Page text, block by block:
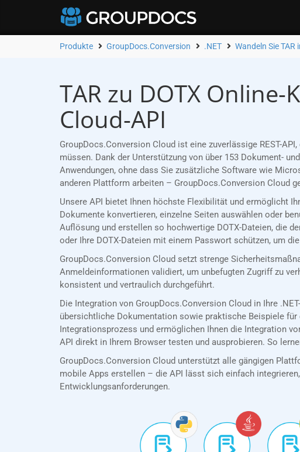
Produkte GroupDocs.Conversion .NET Wandeln Sie TAR
TAR zu DOTX
Cloud-API
GroupDocs.Conversion Cloud ist eine zuverlässige REST-
müssen. Dank der Unterstützung von über 153 Dokument-
Anwendungen, ohne dass Sie zusätzliche Software wie
anderen Plattform arbeiten – GroupDocs.Conversion Cloud
Unsere API bietet Ihnen höchste Flexibilität und ermöglicht
Dokumente konvertieren, einzelne Seiten auswählen oder
Auflösung und erstellen so hochwertige DOTX-Dateien, die
oder Ihre DOTX-Dateien mit einem Passwort schützen, um
GroupDocs.Conversion Cloud setzt strenge
Anmeldeinformationen validiert, um unbefugten Zugriff zu
konsistent und vertraulich durchgeführt.
Die Integration von GroupDocs.Conversion Cloud in Ihre
übersichtliche Dokumentation sowie praktische Beispiele
Integrationsprozess und ermöglichen Ihnen die Integration
API direkt in Ihrem Browser testen und ausprobieren. So
GroupDocs.Conversion Cloud unterstützt alle gängigen
mobile Apps erstellen – die API lässt sich einfach
Entwicklungsanforderungen.